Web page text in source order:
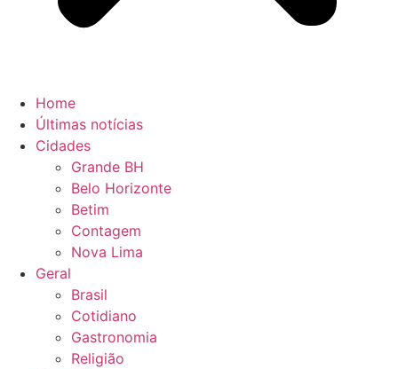
Home
Últimas notícias
Cidades
Grande BH
Belo Horizonte
Betim
Contagem
Nova Lima
Geral
Brasil
Cotidiano
Gastronomia
Religião